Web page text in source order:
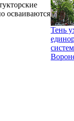
осваиваются
Тень